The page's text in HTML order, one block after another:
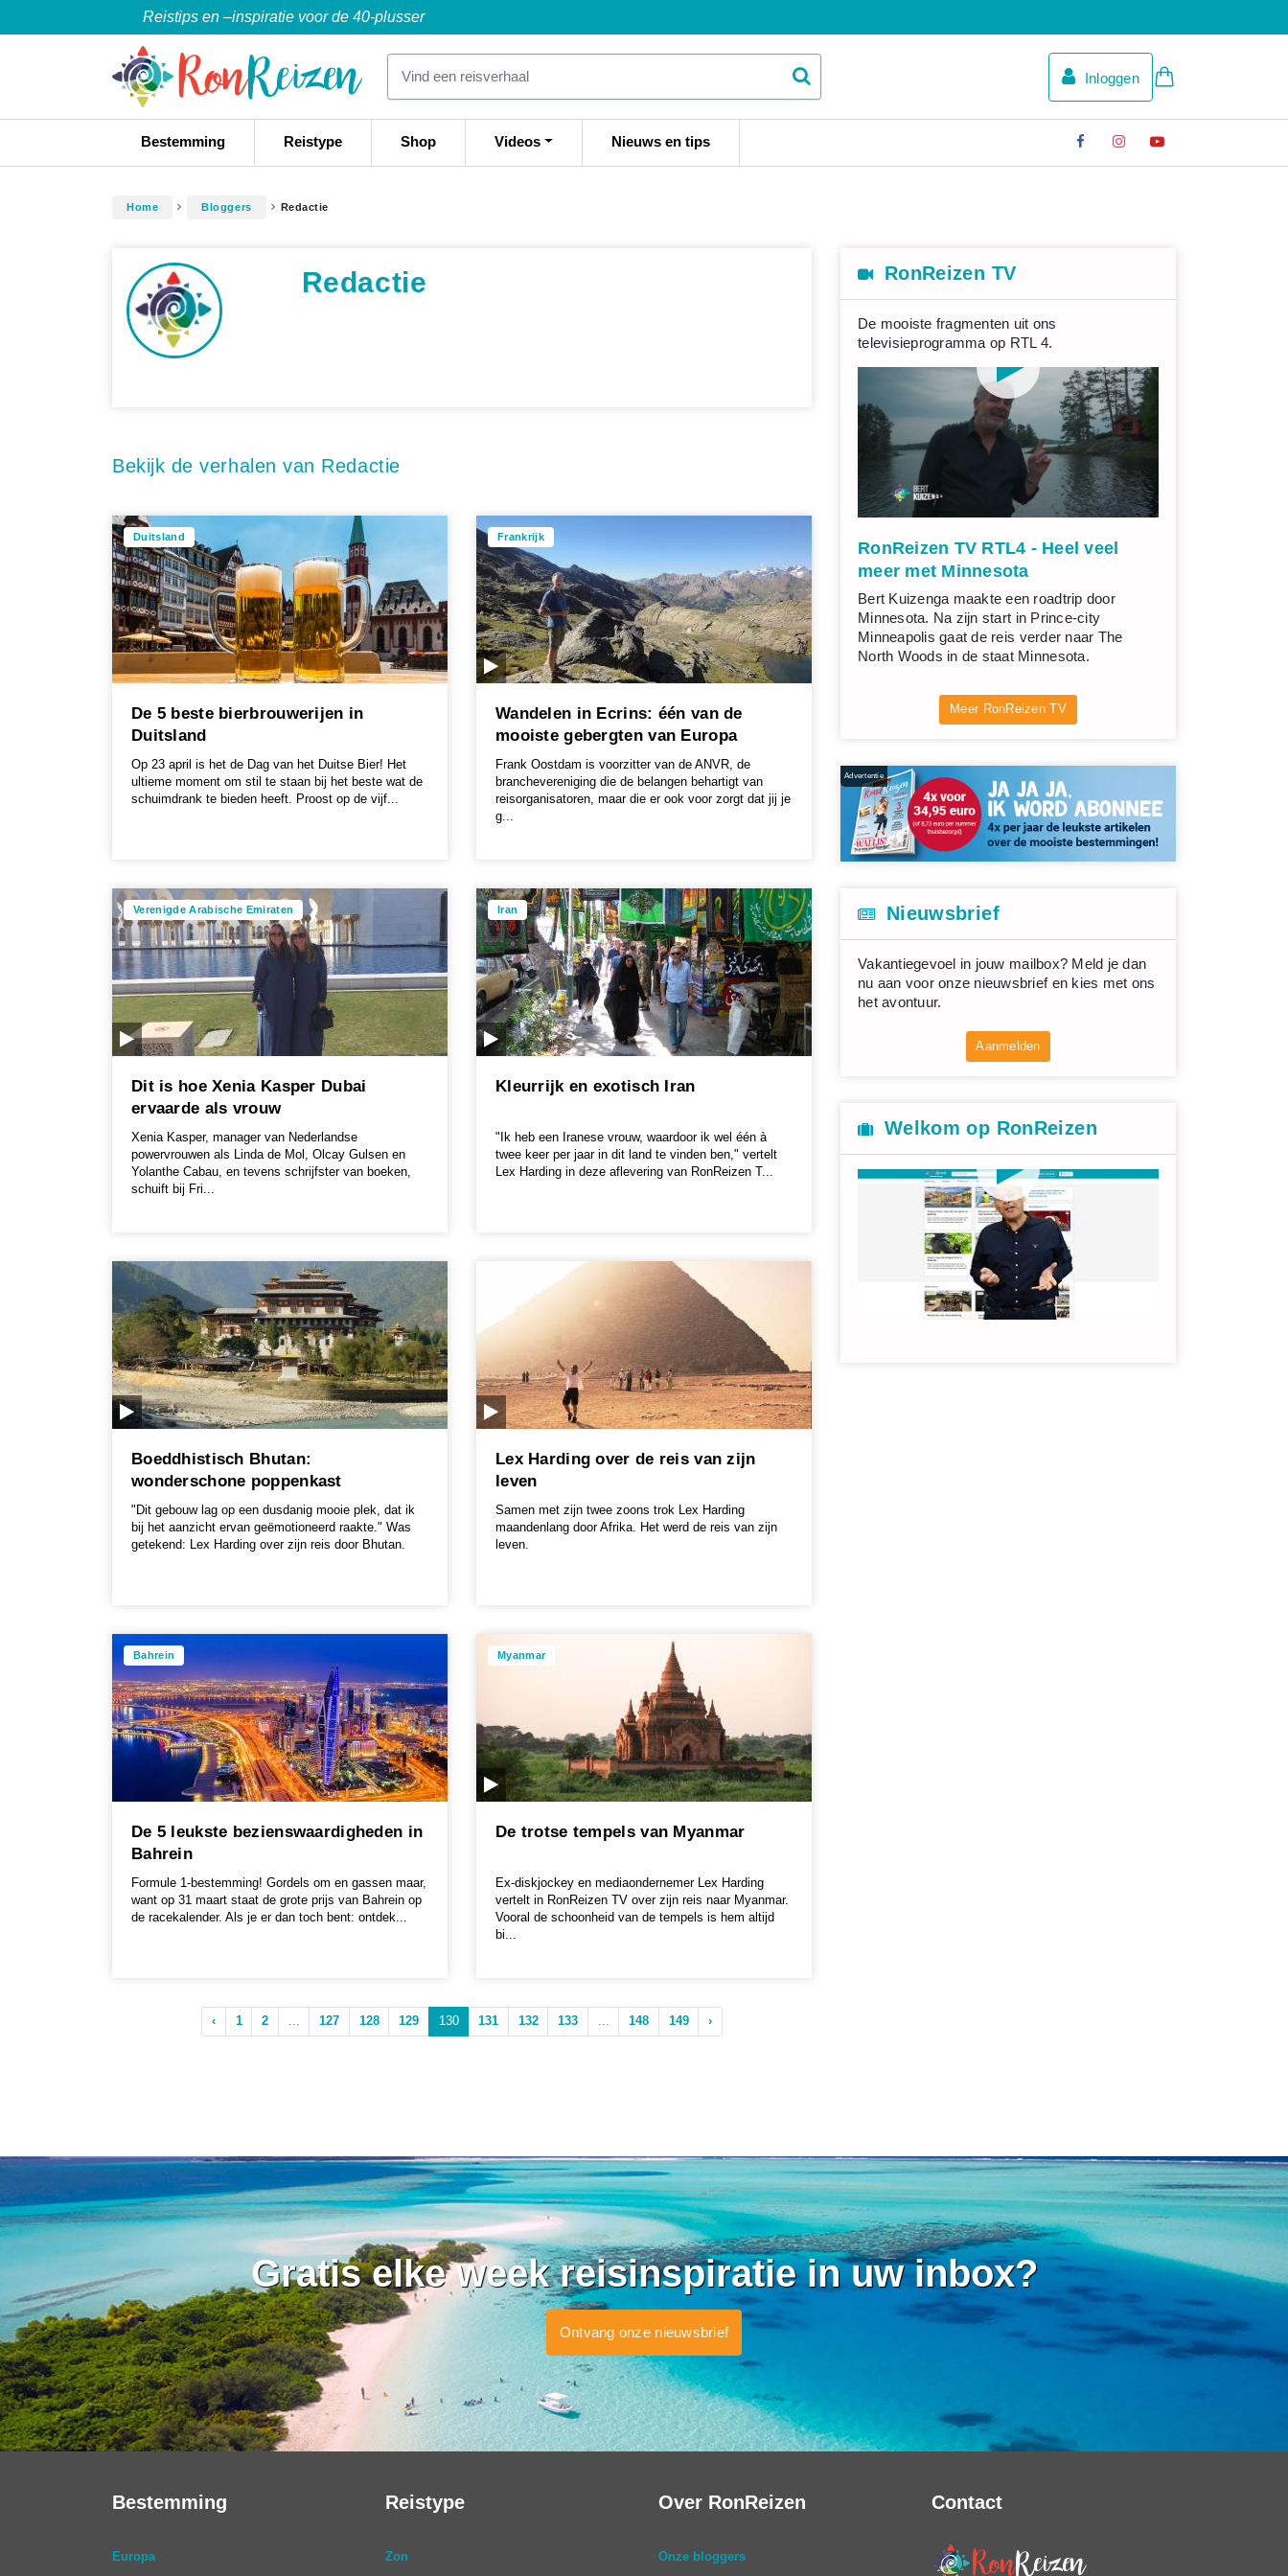
Reistips en –inspiratie voor de 40-plusser
Inloggen
Bestemming Reistype Shop Videos Nieuws en tips
Home Bloggers Redactie
Redactie
Bekijk de verhalen van Redactie
Duitsland
De 5 beste bierbrouwerijen in
Duitsland
Op 23 april is het de Dag van het Duitse Bier! Het
ultieme moment om stil te staan bij het beste wat de
schuimdrank te bieden heeft. Proost op de vijf...
Frankrijk
Wandelen in Ecrins: één van de
mooiste gebergten van Europa
Frank Oostdam is voorzitter van de ANVR, de
branchevereniging die de belangen behartigt van
reisorganisatoren, maar die er ook voor zorgt dat jij je
g...
Verenigde Arabische Emiraten
Dit is hoe Xenia Kasper Dubai
ervaarde als vrouw
Xenia Kasper, manager van Nederlandse
powervrouwen als Linda de Mol, Olcay Gulsen en
Yolanthe Cabau, en tevens schrijfster van boeken,
schuift bij Fri...
Iran
Kleurrijk en exotisch Iran
"Ik heb een Iranese vrouw, waardoor ik wel één à
twee keer per jaar in dit land te vinden ben," vertelt
Lex Harding in deze aflevering van RonReizen T...
Boeddhistisch Bhutan:
wonderschone poppenkast
"Dit gebouw lag op een dusdanig mooie plek, dat ik
bij het aanzicht ervan geëmotioneerd raakte." Was
getekend: Lex Harding over zijn reis door Bhutan.
Lex Harding over de reis van zijn
leven
Samen met zijn twee zoons trok Lex Harding
maandenlang door Afrika. Het werd de reis van zijn
leven.
Bahrein
De 5 leukste bezienswaardigheden in
Bahrein
Formule 1-bestemming! Gordels om en gassen maar,
want op 31 maart staat de grote prijs van Bahrein op
de racekalender. Als je er dan toch bent: ontdek...
Myanmar
De trotse tempels van Myanmar
Ex-diskjockey en mediaondernemer Lex Harding
vertelt in RonReizen TV over zijn reis naar Myanmar.
Vooral de schoonheid van de tempels is hem altijd
bi...
‹ 1 2 ... 127 128 129 130 131 132 133 ... 148 149 ›
RonReizen TV
De mooiste fragmenten uit ons
televisieprogramma op RTL 4.
RonReizen TV RTL4 - Heel veel
meer met Minnesota
Bert Kuizenga maakte een roadtrip door
Minnesota. Na zijn start in Prince-city
Minneapolis gaat de reis verder naar The
North Woods in de staat Minnesota.
Meer RonReizen TV
Advertentie
Nieuwsbrief
Vakantiegevoel in jouw mailbox? Meld je dan
nu aan voor onze nieuwsbrief en kies met ons
het avontuur.
Aanmelden
Welkom op RonReizen
Gratis elke week reisinspiratie in uw inbox?
Ontvang onze nieuwsbrief
Bestemming
Europa
Reistype
Zon
Over RonReizen
Onze bloggers
Contact